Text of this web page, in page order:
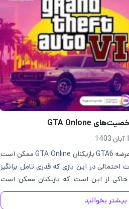
شخصیت های gta 6 پس از عرضه GTA6 بازیکنان GTA Online ممکن است
احتمالی در این بازی که قدری تامل برانگیز
از این است که بازیکنان ممکن است
بیشتر بخوانید